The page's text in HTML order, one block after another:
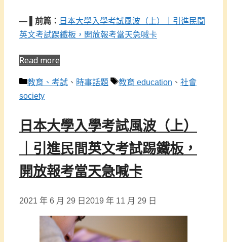
— ▌前篇： 日本大學入學考試風波（上）｜引進民間
英文考試踢鐵板，開放報考當天急喊卡
Read more
分
類
教育、考試 、 時事話題
標
教育 education 、 社會
society
日本大學入學考試風波（上）
｜引進民間英文考試踢鐵板，
開放報考當天急喊卡
2021 年 6 月 29 日 2019 年 11 月 29 日